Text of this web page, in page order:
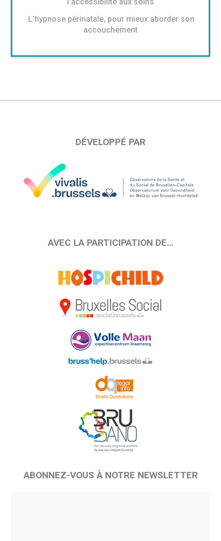
L’hypnose périnatale, pour mieux aborder son
accouchement
DÉVELOPPÉ PAR
AVEC LA PARTICIPATION DE…
ABONNEZ-VOUS À NOTRE NEWSLETTER